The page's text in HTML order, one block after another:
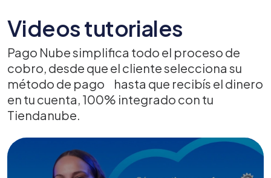
Videos tutoriales
Pago Nube simplifica todo el proceso de
cobro, desde que el cliente selecciona su
método de pago hasta que recibís el dinero
en tu cuenta, 100% integrado con tu
Tiendanube.